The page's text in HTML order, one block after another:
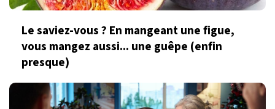
Le saviez-vous ? En mangeant une figue,
vous mangez aussi... une guêpe (enfin
presque)